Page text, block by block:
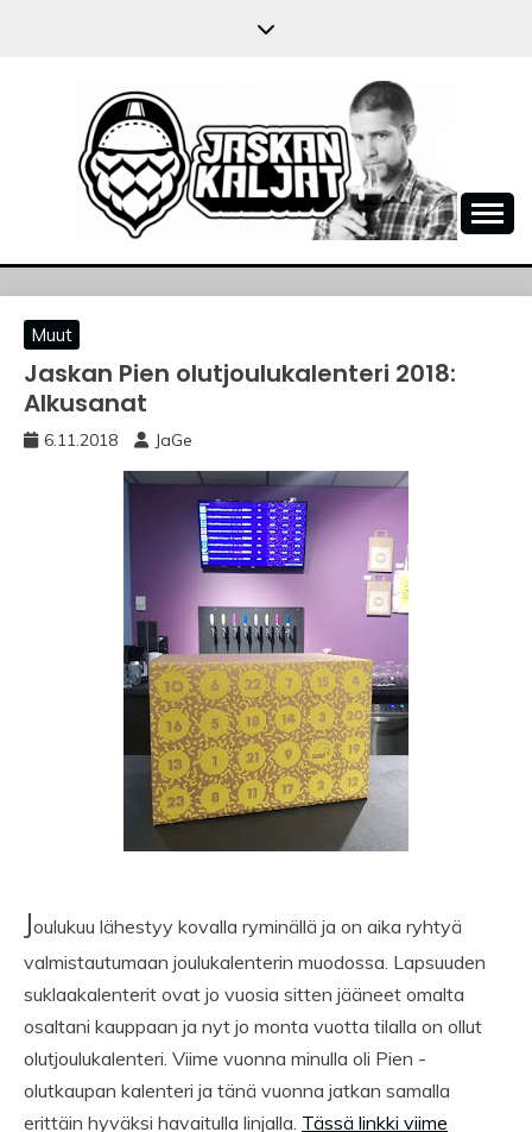
JASKANKALJAT
Muut
Jaskan Pien olutjoulukalenteri 2018:
Alkusanat
6.11.2018 JaGe
Joulukuu lähestyy kovalla ryminällä ja on aika ryhtyä
valmistautumaan joulukalenterin muodossa. Lapsuuden
suklaakalenterit ovat jo vuosia sitten jääneet omalta
osaltani kauppaan ja nyt jo monta vuotta tilalla on ollut
olutjoulukalenteri. Viime vuonna minulla oli Pien -
olutkaupan kalenteri ja tänä vuonna jatkan samalla
erittäin hyväksi havaitulla linjalla. Tässä linkki viime